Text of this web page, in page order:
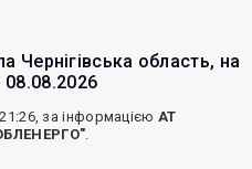
Чернігівська область, на
08.08.2026
за інформацією АТ
.